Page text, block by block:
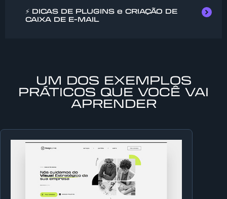
⚡ DICAS DE PLUGINS e CRIAÇÃO DE
CAIXA DE E-MAIL​
UM DOS EXEMPLOS
PRÁTICOS QUE VOCÊ VAI
APRENDER